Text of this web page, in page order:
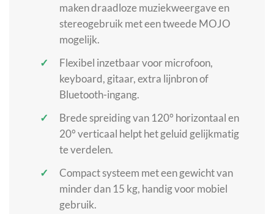
maken draadloze muziekweergave en
stereogebruik met een tweede MOJO
mogelijk.
Flexibel inzetbaar voor microfoon,
keyboard, gitaar, extra lijnbron of
Bluetooth-ingang.
Brede spreiding van 120° horizontaal en
20° verticaal helpt het geluid gelijkmatig
te verdelen.
Compact systeem met een gewicht van
minder dan 15 kg, handig voor mobiel
gebruik.